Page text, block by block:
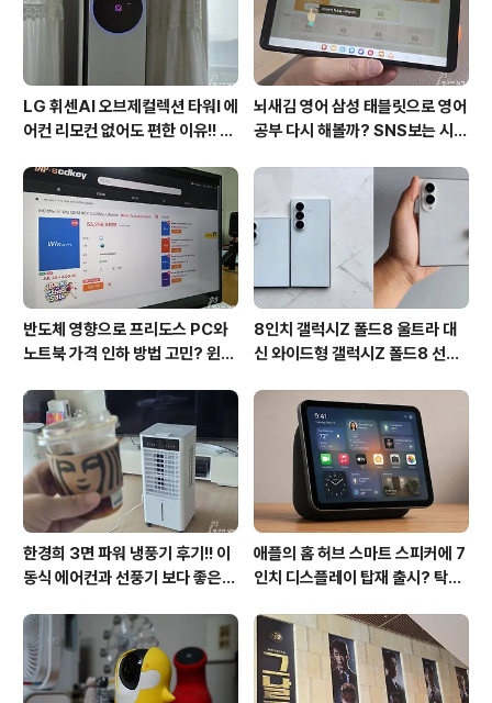
로 이후 첫 카메라 센서 업그레이드 애플이 아..
LG 휘센AI 오브제컬렉션 타워I 에
어컨 리모컨 없어도 편한 이유!! 7
후기
뇌새김 영어 삼성 태블릿으로 영어
공부 다시 해볼까? SNS보는 시간
반도체 영향으로 프리도스 PC와
노트북 가격 인하 방법 고민? 윈도
방법?(feat. vip-scdkeys)
8인치 갤럭시Z 폴드8 울트라 대
신 와이드형 갤럭시Z 폴드8 선
이 미제공!!
한경희 3면 파워 냉풍기 후기!! 이
동식 에어컨과 선풍기 보다 좋은
애플의 홈 허브 스마트 스피커에 7
인치 디스플레이 탑재 출시? 탁상
체제 적용!!